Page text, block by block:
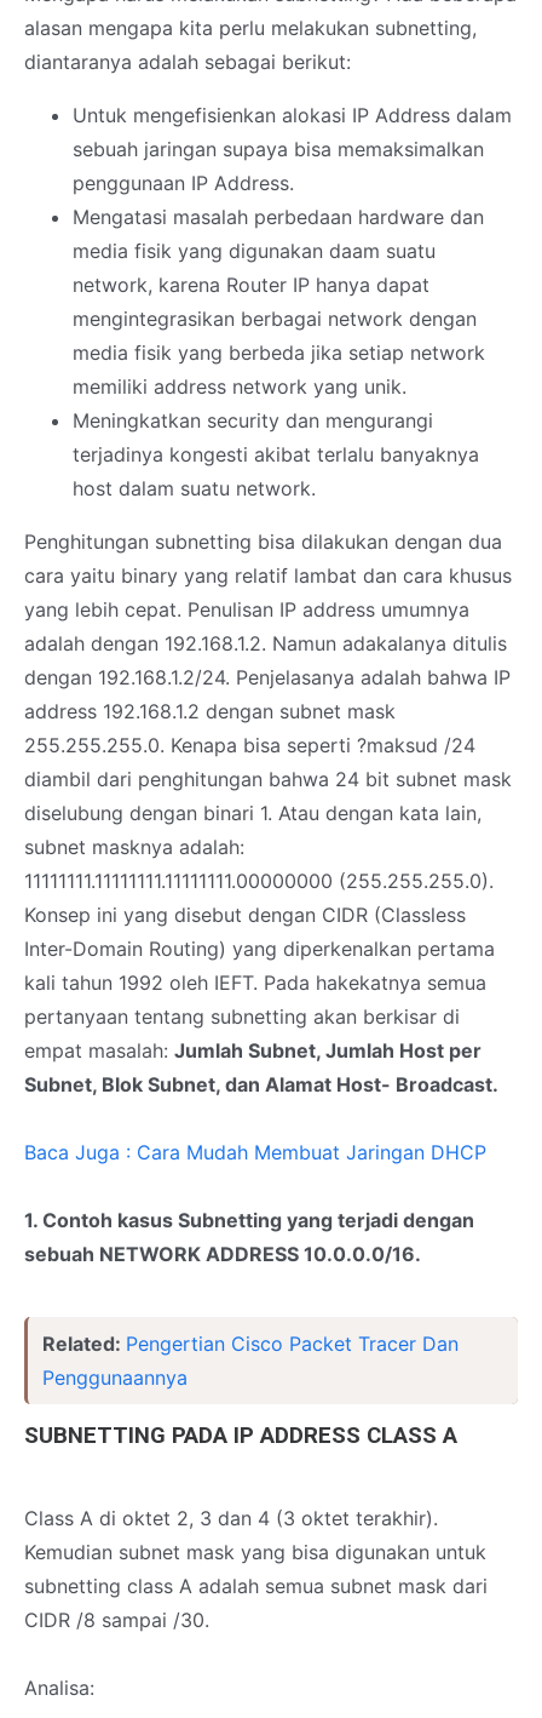
alasan mengapa kita perlu melakukan subnetting,
diantaranya adalah sebagai berikut:
Untuk mengefisienkan alokasi IP Address dalam
sebuah jaringan supaya bisa memaksimalkan
penggunaan IP Address.
Mengatasi masalah perbedaan hardware dan
media fisik yang digunakan daam suatu
network, karena Router IP hanya dapat
mengintegrasikan berbagai network dengan
media fisik yang berbeda jika setiap network
memiliki address network yang unik.
Meningkatkan security dan mengurangi
terjadinya kongesti akibat terlalu banyaknya
host dalam suatu network.
Penghitungan subnetting bisa dilakukan dengan dua
cara yaitu binary yang relatif lambat dan cara khusus
yang lebih cepat. Penulisan IP address umumnya
adalah dengan 192.168.1.2. Namun adakalanya ditulis
dengan 192.168.1.2/24. Penjelasanya adalah bahwa IP
address 192.168.1.2 dengan subnet mask
255.255.255.0. Kenapa bisa seperti ?maksud /24
diambil dari penghitungan bahwa 24 bit subnet mask
diselubung dengan binari 1. Atau dengan kata lain,
subnet masknya adalah:
11111111.11111111.11111111.00000000 (255.255.255.0).
Konsep ini yang disebut dengan CIDR (Classless
Inter-Domain Routing) yang diperkenalkan pertama
kali tahun 1992 oleh IEFT. Pada hakekatnya semua
pertanyaan tentang subnetting akan berkisar di
empat masalah: Jumlah Subnet, Jumlah Host per
Subnet, Blok Subnet, dan Alamat Host- Broadcast.
Baca Juga : Cara Mudah Membuat Jaringan DHCP
1. Contoh kasus Subnetting yang terjadi dengan
sebuah NETWORK ADDRESS 10.0.0.0/16.
Related: Pengertian Cisco Packet Tracer Dan
Penggunaannya
SUBNETTING PADA IP ADDRESS CLASS A
Class A di oktet 2, 3 dan 4 (3 oktet terakhir).
Kemudian subnet mask yang bisa digunakan untuk
subnetting class A adalah semua subnet mask dari
CIDR /8 sampai /30.
Analisa: